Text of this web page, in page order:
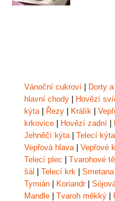
Vánoční cukroví | Dorty
hlavní chody | Hovězí
kýta | Řezy | Králík |
krkovice | Hovězí zadní |
Jehněčí kýta | Telecí kýta
Vepřová hlava | Vepřové
Telecí plec | Tvarohové
šál | Telecí krk |
Tymián | Koriandr|
Mandle | Tvaroh měkký |